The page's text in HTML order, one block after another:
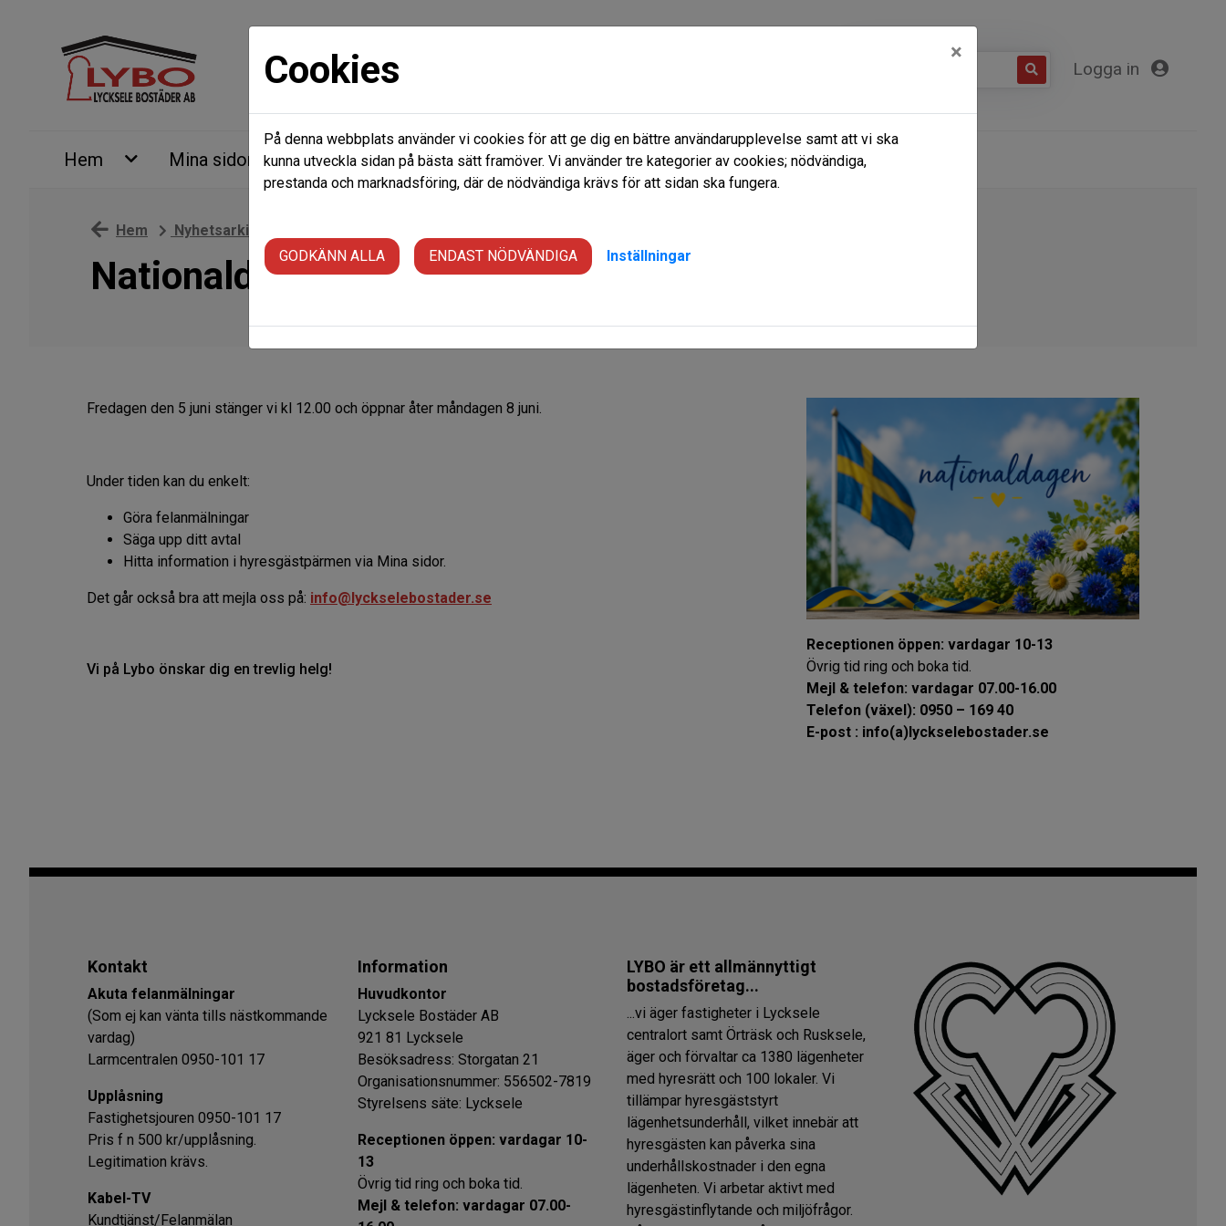
Logga in
Hem Mina sidor Ledigt just nu Frågor & Svar Om oss Kontakta oss
Hem Nyhetsarkiv
Nationaldagen
Fredagen den 5 juni stänger vi kl 12.00 och öppnar åter måndagen 8 juni.
Under tiden kan du enkelt:
Göra felanmälningar
Säga upp ditt avtal
Hitta information i hyresgästpärmen via Mina sidor.
Det går också bra att mejla oss på: info@lyckselebostader.se
Vi på Lybo önskar dig en trevlig helg!
Receptionen öppen: vardagar 10-13
Övrig tid ring och boka tid.
Mejl & telefon: vardagar 07.00-16.00
Telefon (växel): 0950 – 169 40
E-post : info(a)lyckselebostader.se
Kontakt
Akuta felanmälningar
(Som ej kan vänta tills nästkommande
vardag)
Larmcentralen 0950-101 17
Upplåsning
Fastighetsjouren 0950-101 17
Pris f n 500 kr/upplåsning.
Legitimation krävs.
Kabel-TV
Kundtjänst/Felanmälan
Information
Huvudkontor
Lycksele Bostäder AB
921 81 Lycksele
Besöksadress: Storgatan 21
Organisationsnummer: 556502-7819
Styrelsens säte: Lycksele
Receptionen öppen: vardagar 10-
13
Övrig tid ring och boka tid.
Mejl & telefon: vardagar 07.00-
LYBO är ett allmännyttigt
bostadsföretag...
...vi äger fastigheter i Lycksele
centralort samt Örträsk och Rusksele,
äger och förvaltar ca 1380 lägenheter
med hyresrätt och 100 lokaler. Vi
tillämpar hyresgäststyrt
lägenhetsunderhåll, vilket innebär att
hyresgästen kan påverka sina
underhållskostnader i den egna
lägenheten. Vi arbetar aktivt med
hyresgästinflytande och miljöfrågor.
Cookies ×
På denna webbplats använder vi cookies för att ge dig en bättre användarupplevelse samt att vi ska
kunna utveckla sidan på bästa sätt framöver. Vi använder tre kategorier av cookies; nödvändiga,
prestanda och marknadsföring, där de nödvändiga krävs för att sidan ska fungera.
GODKÄNN ALLA ENDAST NÖDVÄNDIGA Inställningar